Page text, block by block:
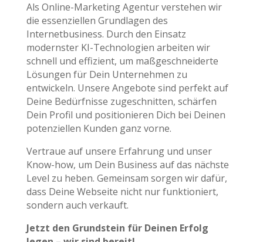
Als Online-Marketing Agentur verstehen wir
die essenziellen Grundlagen des
Internetbusiness. Durch den Einsatz
modernster KI-Technologien arbeiten wir
schnell und effizient, um maßgeschneiderte
Lösungen für Dein Unternehmen zu
entwickeln. Unsere Angebote sind perfekt auf
Deine Bedürfnisse zugeschnitten, schärfen
Dein Profil und positionieren Dich bei Deinen
potenziellen Kunden ganz vorne.
Vertraue auf unsere Erfahrung und unser
Know-how, um Dein Business auf das nächste
Level zu heben. Gemeinsam sorgen wir dafür,
dass Deine Webseite nicht nur funktioniert,
sondern auch verkauft.
Jetzt den Grundstein für Deinen Erfolg